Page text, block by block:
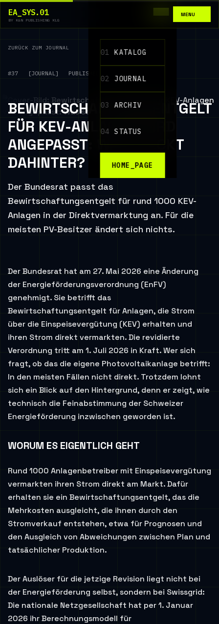
EA_SYS.01
BY K&N PUBLISHING KLG
MENU
01 KATALOG
02 JOURNAL
03 ARCHIV
04 STATUS
HOME_PAGE
ZURÜCK ZUM JOURNAL
#37 [JOURNAL] PUBLISHED: 12.06.2026
BEWIRTSCHAFTUNGSENTGELT
FÜR KEV-ANLAGEN WIRD
ANGEPASST: WAS STECKT
DAHINTER?
Der Bundesrat passt das
Bewirtschaftungsentgelt für rund 1000 KEV-
Anlagen in der Direktvermarktung an. Für die
meisten PV-Besitzer ändert sich nichts.
Der Bundesrat hat am 27. Mai 2026 eine Änderung
der Energieförderungsverordnung (EnFV)
genehmigt. Sie betrifft das
Bewirtschaftungsentgelt für Anlagen, die Strom
über die Einspeisevergütung (KEV) erhalten und
ihren Strom direkt vermarkten. Die revidierte
Verordnung tritt am 1. Juli 2026 in Kraft. Wer sich
fragt, ob das die eigene Photovoltaikanlage betrifft:
In den meisten Fällen nicht direkt. Trotzdem lohnt
sich ein Blick auf den Hintergrund, denn er zeigt, wie
technisch die Feinabstimmung der Schweizer
Energieförderung inzwischen geworden ist.
WORUM ES EIGENTLICH GEHT
Rund 1000 Anlagenbetreiber mit Einspeisevergütung
vermarkten ihren Strom direkt am Markt. Dafür
erhalten sie ein Bewirtschaftungsentgelt, das die
Mehrkosten ausgleicht, die ihnen durch den
Stromverkauf entstehen, etwa für Prognosen und
den Ausgleich von Abweichungen zwischen Plan und
tatsächlicher Produktion.
Der Auslöser für die jetzige Revision liegt nicht bei
der Energieförderung selbst, sondern bei Swissgrid:
Die nationale Netzgesellschaft hat per 1. Januar
2026 ihr Berechnungsmodell für